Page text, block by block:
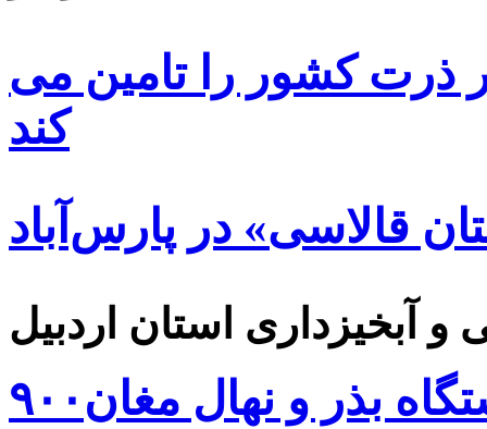
۸۵ درصد بذر ذرت کشور را تامین می
کند
قالاسی» در پارس‌آباد
۹۰۰هزار اصله نهال توسط ایستگاه بذر و نهال مغان